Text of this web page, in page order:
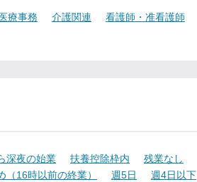
医療事務 介護関連
看護師・准看護師
深夜の始業 扶養控除枠内
残業なし
（16時以前の終業） 週5日
週4日以下